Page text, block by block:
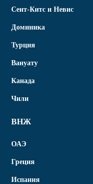
Сент-Китс и Невис
Доминика
Турция
Вануату
Канада
Чили
ВНЖ
ОАЭ
Греция
Испания